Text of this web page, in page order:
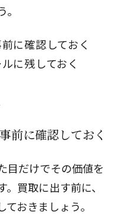
に確認しておく
に残しておく
前に確認しておく
目だけでその価値を
買取に出す前に、
おきましょう。